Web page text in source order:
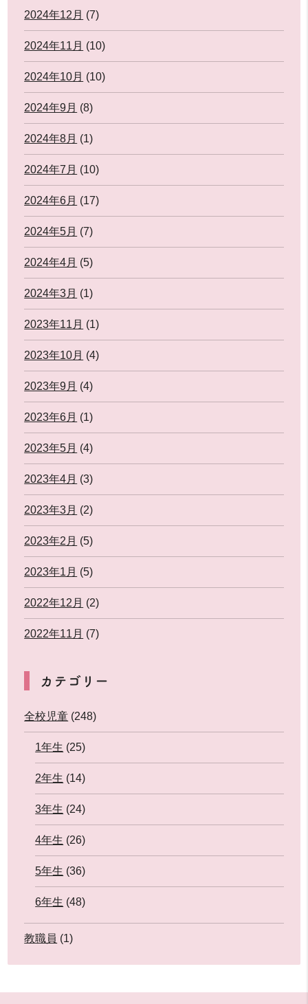
2024年12月 (7)
2024年11月 (10)
2024年10月 (10)
2024年9月 (8)
2024年8月 (1)
2024年7月 (10)
2024年6月 (17)
2024年5月 (7)
2024年4月 (5)
2024年3月 (1)
2023年11月 (1)
2023年10月 (4)
2023年9月 (4)
2023年6月 (1)
2023年5月 (4)
2023年4月 (3)
2023年3月 (2)
2023年2月 (5)
2023年1月 (5)
2022年12月 (2)
2022年11月 (7)
カテゴリー
全校児童 (248)
1年生 (25)
2年生 (14)
3年生 (24)
4年生 (26)
5年生 (36)
6年生 (48)
教職員 (1)